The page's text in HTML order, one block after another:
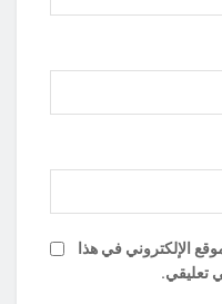
الإلكتروني في هذا
تعليقي.